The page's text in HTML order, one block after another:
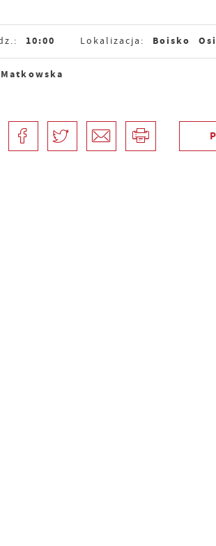
10:00 Lokalizacja: Boisko